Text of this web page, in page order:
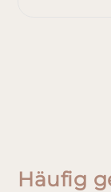
Häufig